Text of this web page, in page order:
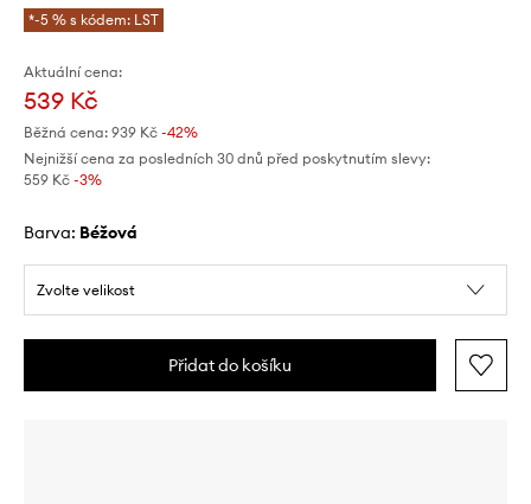
*-5 % s kódem: LST
Aktuální cena:
539 Kč
Běžná cena: 939 Kč -42%
Nejnižší cena za posledních 30 dnů před poskytnutím slevy:
559 Kč -3%
Barva: béžová
Zvolte velikost
Přidat do košíku